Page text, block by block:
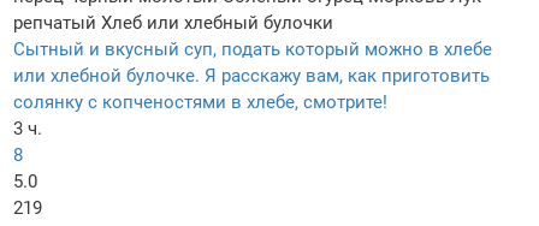
репчатый Хлеб или хлебный булочки
Сытный и вкусный суп, подать который можно в хлебе
или хлебной булочке. Я расскажу вам, как приготовить
солянку с копченостями в хлебе, смотрите!
3 ч.
8
5.0
219